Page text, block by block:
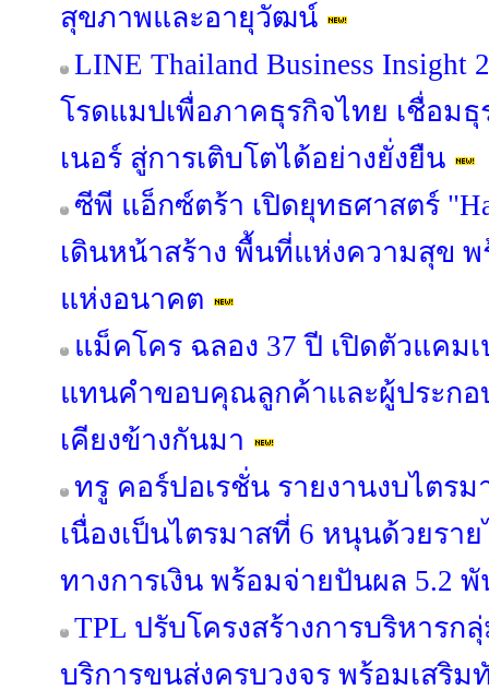
สุขภาพและอายุวัฒน์
LINE Thailand Business Insight
โรดแมปเพื่อภาคธุรกิจไทย เชื่อม
เนอร์ สู่การเติบโตได้อย่างยั่งยืน
ซีพี แอ็กซ์ตร้า เปิดยุทธศาสตร์
เดินหน้าสร้าง พื้นที่แห่งความสุข
แห่งอนาคต
แม็คโคร ฉลอง 37 ปี เปิดตัวแคม
แทนคำขอบคุณลูกค้าและผู้ประกอ
เคียงข้างกันมา
ทรู คอร์ปอเรชั่น รายงานงบไตรม
เนื่องเป็นไตรมาสที่ 6 หนุนด้วยรา
ทางการเงิน พร้อมจ่ายปันผล 5.2
TPL ปรับโครงสร้างการบริหาร
บริการขนส่งครบวงจร พร้อมเสริม